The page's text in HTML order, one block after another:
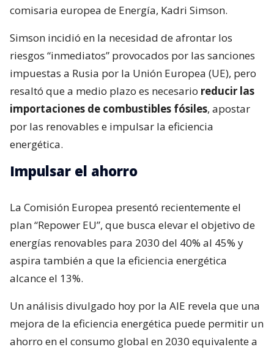
comisaria europea de Energía, Kadri Simson.
Simson incidió en la necesidad de afrontar los
riesgos “inmediatos” provocados por las sanciones
impuestas a Rusia por la Unión Europea (UE), pero
resaltó que a medio plazo es necesario reducir las
importaciones de combustibles fósiles, apostar
por las renovables e impulsar la eficiencia
energética.
Impulsar el ahorro
La Comisión Europea presentó recientemente el
plan “Repower EU”, que busca elevar el objetivo de
energías renovables para 2030 del 40% al 45% y
aspira también a que la eficiencia energética
alcance el 13%.
Un análisis divulgado hoy por la AIE revela que una
mejora de la eficiencia energética puede permitir un
ahorro en el consumo global en 2030 equivalente a